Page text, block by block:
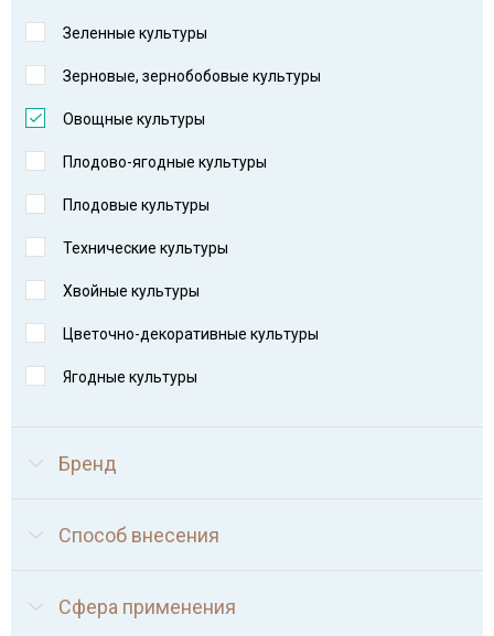
Зеленные культуры
Зерновые, зернобобовые культуры
Овощные культуры
Плодово-ягодные культуры
Плодовые культуры
Технические культуры
Хвойные культуры
Цветочно-декоративные культуры
Ягодные культуры
Бренд
Способ внесения
Сфера применения